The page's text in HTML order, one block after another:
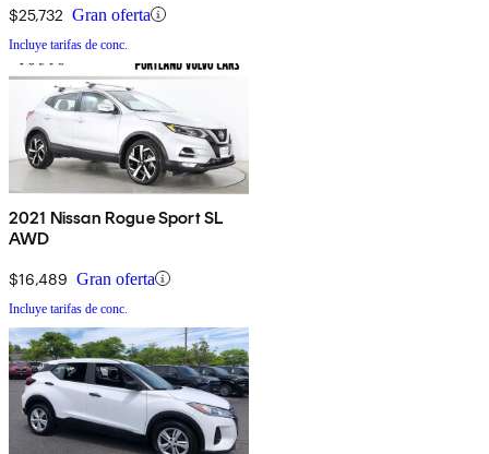
$25,732 Gran oferta
Incluye tarifas de conc.
2021 Nissan Rogue Sport SL
AWD
$16,489 Gran oferta
Incluye tarifas de conc.